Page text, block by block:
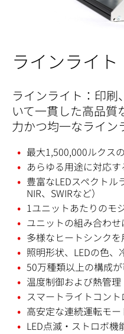
ラインライト
ラインライト：印刷
いて一貫した高品質
力かつ均一なライン
最大1,500,000ルクス
あらゆる用途に対応
豊富なLEDスペクトル
NIR、SWIRなど）
1ユニットあたりのモ
ユニットの組み合わ
多様なヒートシンク
照明形状、LEDの色
50万種類以上の構成
温度制御および熱管理
スマートライトコン
高安定な連続運転モー
LED点滅・ストロボ機